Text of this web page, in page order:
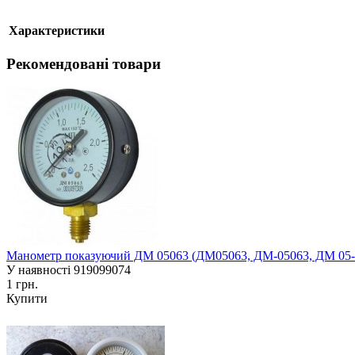
Характеристики
Рекомендовані товари
Манометр показуючий ДМ 05063 (ДМ05063, ДМ-05063, ДМ
У наявності 919099074
1 грн.
Купити